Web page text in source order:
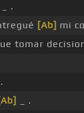
.
[Ab] mi
tomar
_ .